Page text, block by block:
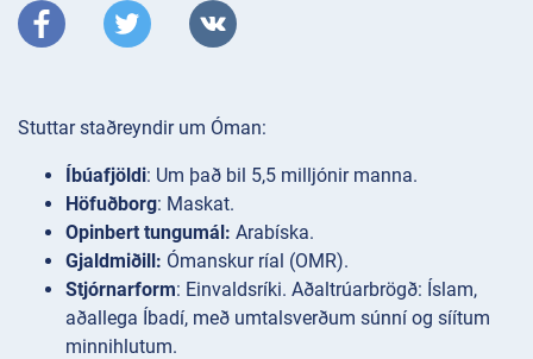
Stuttar staðreyndir um Óman:
Íbúafjöldi: Um það bil 5,5 milljónir manna.
Höfuðborg: Maskat.
Opinbert tungumál: Arabíska.
Gjaldmiðill: Ómanskur ríal (OMR).
Stjórnarform: Einvaldsríki. Aðaltrúarbrögð: Íslam,
aðallega Íbadí, með umtalsverðum súnní og síítum
minnihlutum.